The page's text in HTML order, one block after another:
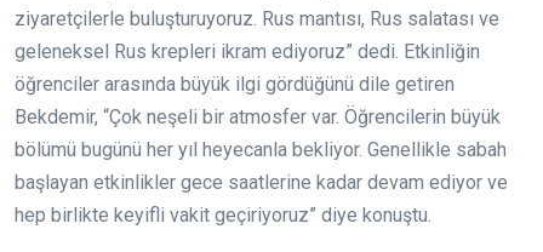
ziyaretçilerle buluşturuyoruz. Rus mantısı, Rus salatası ve
geleneksel Rus krepleri ikram ediyoruz” dedi. Etkinliğin
öğrenciler arasında büyük ilgi gördüğünü dile getiren
Bekdemir, “Çok neşeli bir atmosfer var. Öğrencilerin büyük
bölümü bugünü her yıl heyecanla bekliyor. Genellikle sabah
başlayan etkinlikler gece saatlerine kadar devam ediyor ve
hep birlikte keyifli vakit geçiriyoruz” diye konuştu.